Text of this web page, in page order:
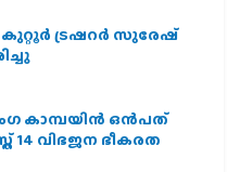
കുറ്റൂർ ട്രഷറർ സുരേഷ്
കാമ്പയിന്‍ ഒന്‍പത്
വിഭജന ഭീകരത